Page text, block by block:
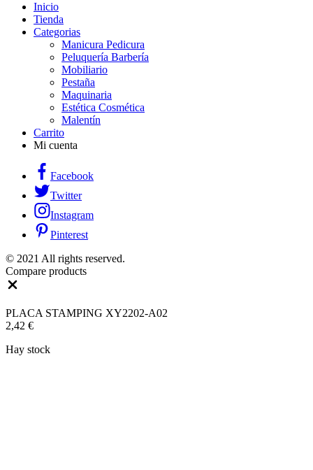
Inicio
Tienda
Categorias
Manicura Pedicura
Peluquería Barbería
Mobiliario
Pestaña
Maquinaria
Estética Cosmética
Malentín
Carrito
Mi cuenta
Facebook
Twitter
Instagram
Pinterest
© 2021 All rights reserved.
Compare products
PLACA STAMPING XY2202-A02
2,42 €
Hay stock